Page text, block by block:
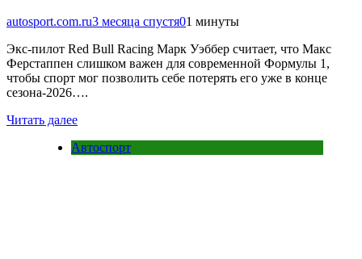
autosport.com.ru3 месяца спустя01 минуты
Экс-пилот Red Bull Racing Марк Уэббер считает, что Макс
Ферстаппен слишком важен для современной Формулы 1,
чтобы спорт мог позволить себе потерять его уже в конце
сезона-2026….
Читать далее
Автоспорт